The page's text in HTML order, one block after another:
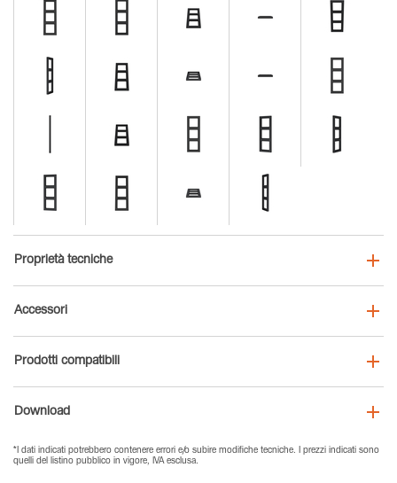
Proprietà tecniche
Accessori
Prodotti compatibili
Download
*I dati indicati potrebbero contenere errori e/o subire modifiche tecniche. I prezzi indicati sono
quelli del listino pubblico in vigore, IVA esclusa.